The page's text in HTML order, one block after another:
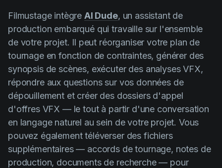
Filmustage intègre AI Dude, un assistant de
production embarqué qui travaille sur l'ensemble
de votre projet. Il peut réorganiser votre plan de
tournage en fonction de contraintes, générer des
synopsis de scènes, exécuter des analyses VFX,
répondre aux questions sur vos données de
dépouillement et créer des dossiers d'appel
d'offres VFX — le tout à partir d'une conversation
en langage naturel au sein de votre projet. Vous
pouvez également téléverser des fichiers
supplémentaires — accords de tournage, notes de
production, documents de recherche — pour